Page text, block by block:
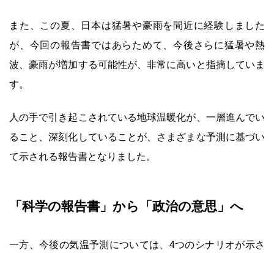
また、この夏、日本は猛暑や豪雨を間近に経験しました
が、今回の報告書ではあらためて、今後さらに猛暑や熱
波、豪雨が増加する可能性が、非常に高いと指摘していま
す。
人の手で引き起こされている地球温暖化が、一層進んでい
ること、深刻化していることが、さまざまな予測に基づい
て示される報告書となりました。
「科学の報告書」から「政治の意思」へ
一方、今後の気温予測については、4つのシナリオが示さ